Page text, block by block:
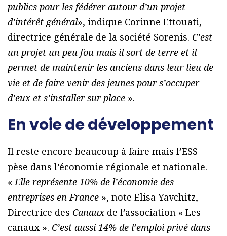
publics pour les fédérer autour d’un projet
d’intérêt général», indique Corinne Ettouati,
directrice générale de la société Sorenis. C’est
un projet un peu fou mais il sort de terre et il
permet de maintenir les anciens dans leur lieu de
vie et de faire venir des jeunes pour s’occuper
d’eux et s’installer sur place ».
En voie de développement
Il reste encore beaucoup à faire mais l’ESS
pèse dans l’économie régionale et nationale.
« Elle représente 10% de l’économie des
entreprises en France », note Elisa Yavchitz,
Directrice des Canaux de l’association « Les
canaux ». C’est aussi 14% de l’emploi privé dans